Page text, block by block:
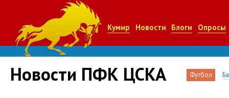
Кумир Новости Блоги Опросы
Новости ПФК ЦСКА Футбол